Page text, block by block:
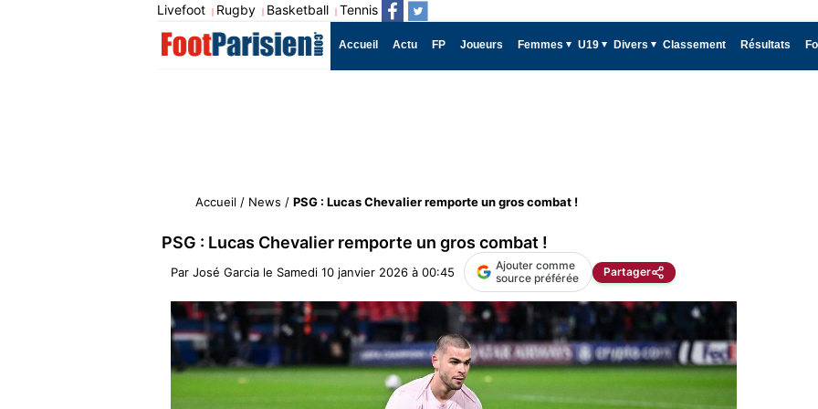
Livefoot | Rugby | Basketball | Tennis
Accueil Actu FP Joueurs Femmes U19 Divers Classement Résultats
Accueil / News / PSG : Lucas Chevalier remporte un gros combat !
PSG : Lucas Chevalier remporte un gros combat !
Par José Garcia le Samedi 10 janvier 2026 à 00:45
Ajouter comme
source préférée
Partager